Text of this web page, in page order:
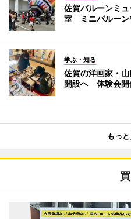
佐賀バルーンミ
室 ミニバルーン
学ぶ・知る
佐賀の洋画家・山
開設へ 体験会開
もっ